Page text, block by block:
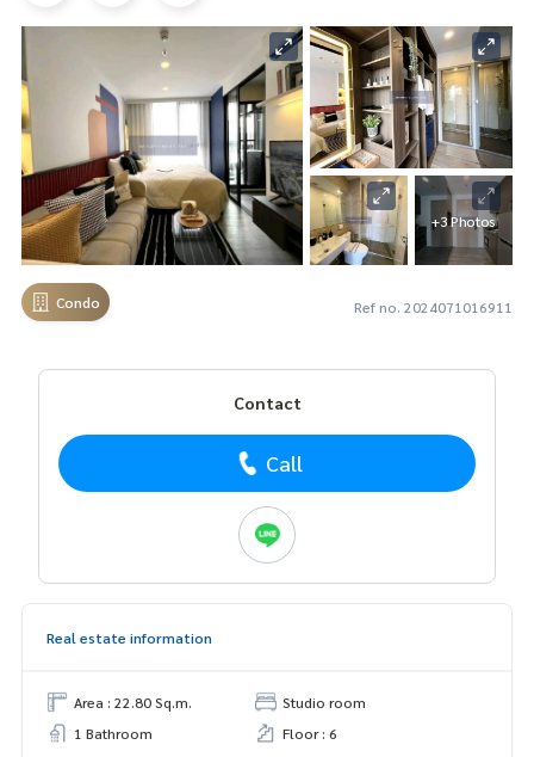
+3 Photos
Condo Ref no. 2024071016911
Contact
Call
Real estate information
Area : 22.80 Sq.m.
Studio room
1 Bathroom
Floor : 6